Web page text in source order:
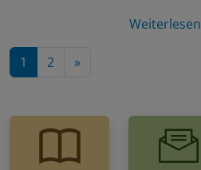
Weiterlesen
1 2 »Nächste Seite